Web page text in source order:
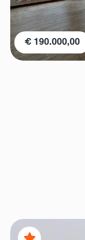
190.000,00 €